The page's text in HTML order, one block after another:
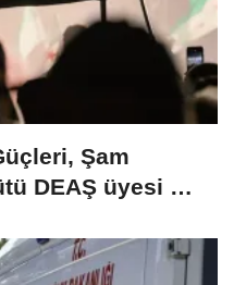
Şam
DEAŞ üyesi 2